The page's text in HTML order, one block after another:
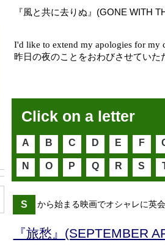
『風と共に去りぬ』(GONE WITH
I'd like to extend my apologies for my
昨日の夜のことをおわびさせていた
Click on a letter
A B C D E F
N O P Q R S
S から始まる映画でオシャレに英
『旅愁』(SEPTEMBER